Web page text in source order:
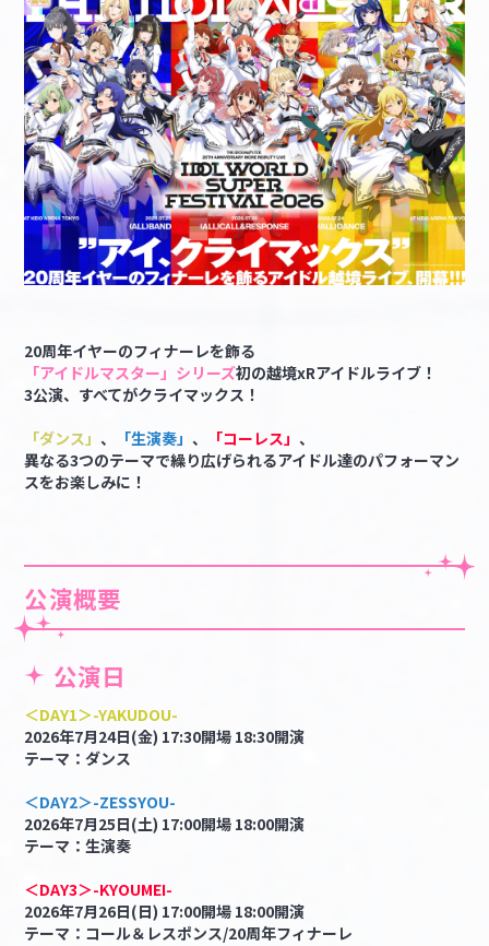
20周年イヤーのフィナーレを飾る
「アイドルマスター」シリーズ初の越境xRアイドルライブ！
3公演、すべてがクライマックス！
「ダンス」、 「生演奏」、 「コーレス」、
異なる3つのテーマで繰り広げられるアイドル達のパフォーマン
スをお楽しみに！
公演概要
公演日
＜DAY1＞-YAKUDOU-
2026年7月24日(金) 17:30開場 18:30開演
テーマ：ダンス
＜DAY2＞-ZESSYOU-
2026年7月25日(土) 17:00開場 18:00開演
テーマ：生演奏
＜DAY3＞-KYOUMEI-
2026年7月26日(日) 17:00開場 18:00開演
テーマ：コール＆レスポンス/20周年フィナーレ